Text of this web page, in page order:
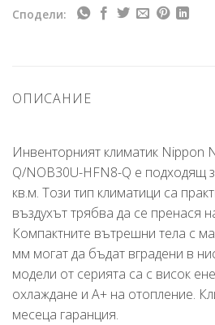
Сподели:
ОПИСАНИЕ
Инвенторният климатик Nippon
Q/NOB30U-HFN8-Q е подходящ
кв.м. Този тип климатици са
въздухът трябва да се пренася
Компактните вътрешни тела с
мм могат да бъдат вградени в
модели от серията са с висок
охлаждане и А+ на отопление.
месеца гаранция.